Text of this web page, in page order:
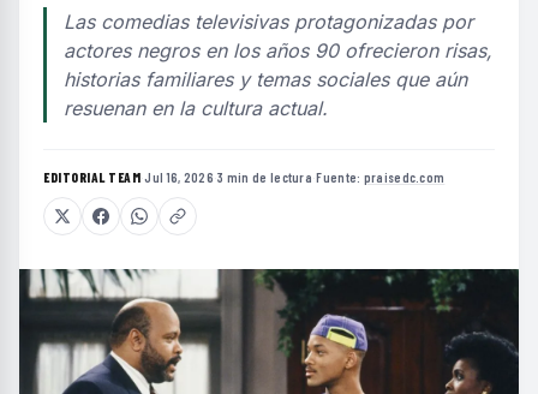
Las comedias televisivas protagonizadas por
actores negros en los años 90 ofrecieron risas,
historias familiares y temas sociales que aún
resuenan en la cultura actual.
EDITORIAL TEAM·Jul 16, 2026·3 min de lectura·Fuente: praisedc.com